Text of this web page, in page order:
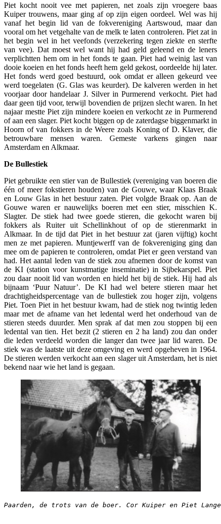
Piet kocht nooit vee met papieren, net zoals zijn vroegere baas
Kuiper trouwens, maar ging af op zijn eigen oordeel. Wel was hij
vanaf het begin lid van de fokvereniging Aartswoud, maar dan
vooral om het vetgehalte van de melk te laten controleren. Piet zat in
het begin wel in het veefonds (verzekering tegen ziekte en sterfte
van vee). Dat moest wel want hij had geld geleend en de leners
verplichtten hem om in het fonds te gaan. Piet had weinig last van
dooie koeien en het fonds heeft hem geld gekost, oordeelde hij later.
Het fonds werd goed bestuurd, ook omdat er alleen gekeurd vee
werd toegelaten (G. Glas was keurder). De kalveren werden in het
voorjaar door handelaar J. Silver in Purmerend verkocht. Piet had
daar geen tijd voor, terwijl bovendien de prijzen slecht waren. In het
najaar mestte Piet zijn mindere koeien en verkocht ze in Purmerend
of aan een slager. Piet kocht biggen op de zaterdagse biggenmarkt in
Hoorn of van fokkers in de Weere zoals Koning of D. Klaver, die
betrouwbare mensen waren. Gemeste varkens gingen naar
Amsterdam en Alkmaar.
De Bullestiek
Piet gebruikte een stier van de Bullestiek (vereniging van boeren die
één of meer fokstieren houden) van de Gouwe, waar Klaas Braak
en Louw Glas in het bestuur zaten. Piet volgde Braak op. Aan de
Gouwe waren er nauwelijks boeren met een stier, misschien K.
Slagter. De stiek had twee goede stieren, die gekocht waren bij
fokkers als Ruiter uit Schellinkhout of op de stierenmarkt in
Alkmaar. In de tijd dat Piet in het bestuur zat (jaren vijftig) kocht
men ze met papieren. Muntjewerff van de fokvereniging ging dan
mee om de papieren te controleren, omdat Piet er geen verstand van
had. Het aantal leden van de stiek zou afnemen door de komst van
de KI (station voor kunstmatige inseminatie) in Sijbekarspel. Piet
zou daar nooit lid van worden en hield het bij de stiek. Hij had als
bijnaam ‘Puur Natuur’. De KI had wel betere stieren maar het
drachtigheidspercentage van de bullestiek zou hoger zijn, volgens
Piet. Toen Piet in het bestuur kwam, had de stiek nog twintig leden
maar met de afname van het ledental werd het onderhoud van de
stieren steeds duurder. Men sprak af dat men zou stoppen bij een
ledental van tien. Het bezit (2 stieren en 2 ha land) zou dan onder
die leden verdeeld worden die langer dan twee jaar lid waren. De
stiek was de laatste uit deze omgeving en werd opgeheven in 1964.
De stieren werden verkocht aan een slager uit Amsterdam, het is niet
bekend naar wie het land is gegaan.
Paarden, de trots van de boer. Cor Kuiper en Piet